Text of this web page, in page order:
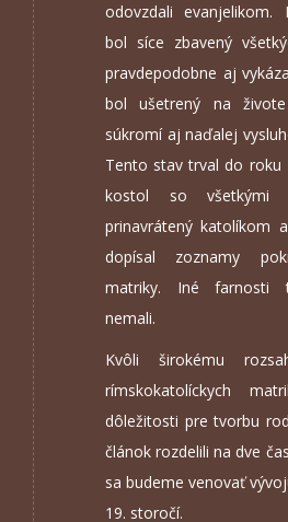
odovzdali evanjelikom.
bol síce zbavený
pravdepodobne aj
bol ušetrený na
súkromí aj naďalej
Tento stav trval do roku
kostol so všetkými
prinavrátený katolíkom
dopísal zoznamy
matriky. Iné farnosti
nemali.
Kvôli širokému
rímskokatolíckych
dôležitosti pre tvorbu
článok rozdelili na dve
sa budeme venovať
19. storočí.